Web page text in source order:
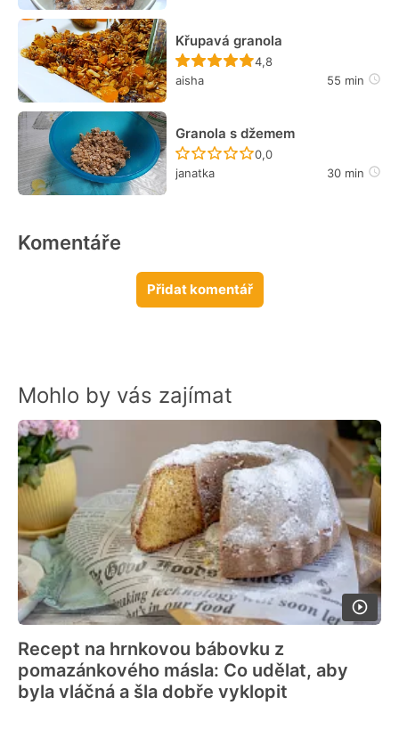
Křupavá granola
Recept ještě nebyl
4,8
aisha
55 min
Granola s džemem
Recept ještě nebyl
0,0
janatka
30 min
Komentáře
Přidat komentář
Mohlo by vás zajímat
Recept na hrnkovou bábovku z
pomazánkového másla: Co udělat, aby
byla vláčná a šla dobře vyklopit